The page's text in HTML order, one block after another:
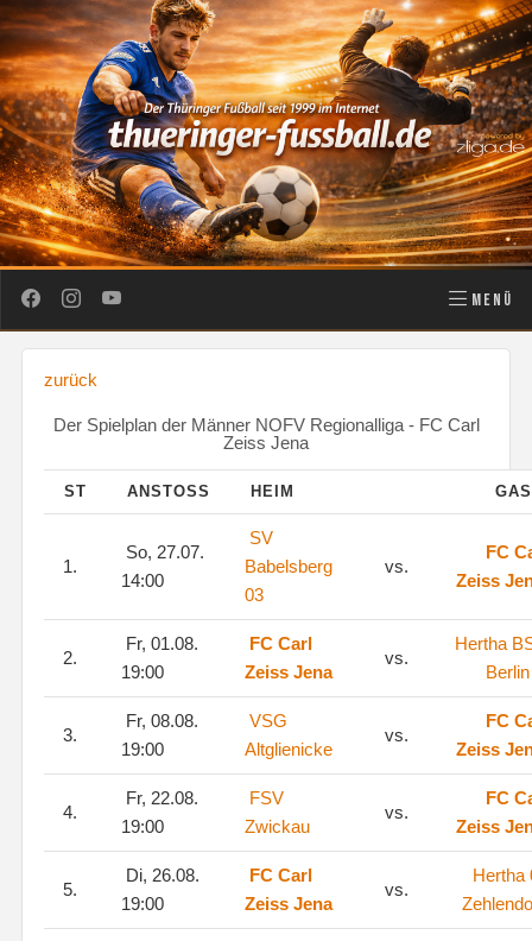
MENÜ
zurück
Der Spielplan der Männer NOFV Regionalliga - FC Carl
Zeiss Jena
ST ANSTOSS HEIM
1.
So, 27.07.
14:00
SV
Babelsberg
03
vs.
FC
Zeiss
2.
Fr, 01.08.
19:00
FC Carl
Zeiss Jena
vs.
Hertha
3.
Fr, 08.08.
19:00
VSG
Altglienicke
vs.
FC
Zeiss
4.
Fr, 22.08.
19:00
FSV
Zwickau
vs.
FC
Zeiss
5.
Di, 26.08.
19:00
FC Carl
Zeiss Jena
vs.
Hertha